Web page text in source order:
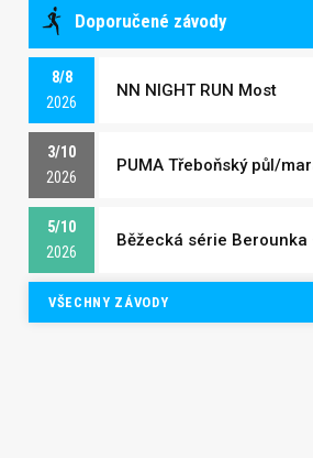
Doporučené závody
8/8
2026
NN NIGHT RUN Most
3/10
2026
PUMA Třeboňský půl/
5/10
2026
Běžecká série Berounka
VŠECHNY ZÁVODY